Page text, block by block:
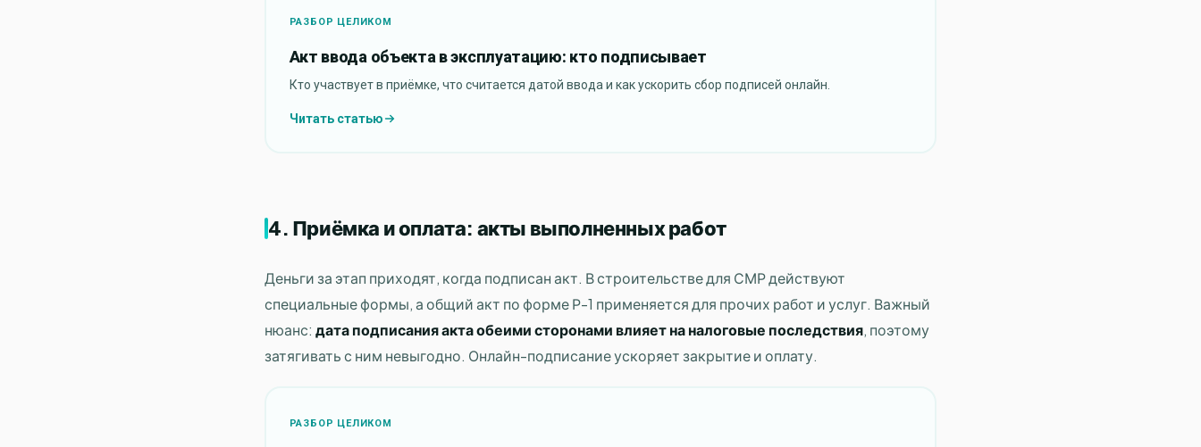
РАЗБОР ЦЕЛИКОМ
Акт ввода объекта в эксплуатацию: кто подписывает
Кто участвует в приёмке, что считается датой ввода и как ускорить сбор подписей онлайн.
Читать статью
4. Приёмка и оплата: акты выполненных работ
Деньги за этап приходят, когда подписан акт. В строительстве для СМР действуют
специальные формы, а общий акт по форме Р-1 применяется для прочих работ и услуг. Важный
нюанс: дата подписания акта обеими сторонами влияет на налоговые последствия, поэтому
затягивать с ним невыгодно. Онлайн-подписание ускоряет закрытие и оплату.
РАЗБОР ЦЕЛИКОМ